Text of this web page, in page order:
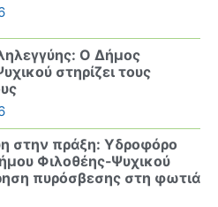
Ο Δήμος
στηρίζει τους
στην πράξη: Υδροφόρο
Φιλοθέης-Ψυχικού
πυρόσβεσης στη φωτιά